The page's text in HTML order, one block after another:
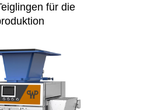
für die